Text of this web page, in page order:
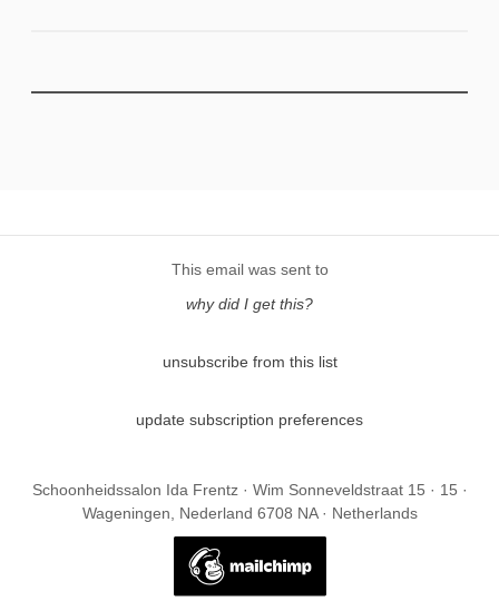
This email was sent to
why did I get this?
unsubscribe from this list
update subscription preferences
Schoonheidssalon Ida Frentz · Wim Sonneveldstraat 15 · 15 ·
Wageningen, Nederland 6708 NA · Netherlands